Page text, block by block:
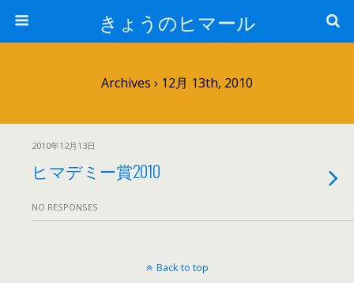
きょうのヒマール
Archives › 12月 13th, 2010
2010年12月13日
ヒマデミー賞2010
NO RESPONSES
Back to top